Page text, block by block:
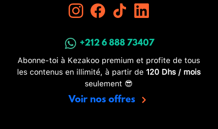
+212 6 888 73407
Abonne-toi à Kezakoo premium et profite de tous
les contenus en illimité, à partir de 120 Dhs / mois
seulement 😎
Voir nos offres